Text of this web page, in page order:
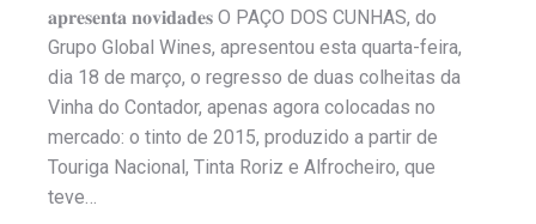
𝐚𝐩𝐫𝐞𝐬𝐞𝐧𝐭𝐚 𝐧𝐨𝐯𝐢𝐝𝐚𝐝𝐞𝐬 O PAÇO DOS CUNHAS, do
Grupo Global Wines, apresentou esta quarta-feira,
dia 18 de março, o regresso de duas colheitas da
Vinha do Contador, apenas agora colocadas no
mercado: o tinto de 2015, produzido a partir de
Touriga Nacional, Tinta Roriz e Alfrocheiro, que
teve…